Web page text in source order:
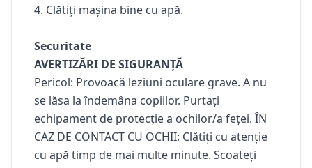
4. Clătiți mașina bine cu apă.
Securitate
AVERTIZĂRI DE SIGURANȚĂ
Pericol: Provoacă leziuni oculare grave. A nu
se lăsa la îndemâna copiilor. Purtați
echipament de protecție a ochilor/a feței. ÎN
CAZ DE CONTACT CU OCHII: Clătiți cu atenție
cu apă timp de mai multe minute. Scoateți